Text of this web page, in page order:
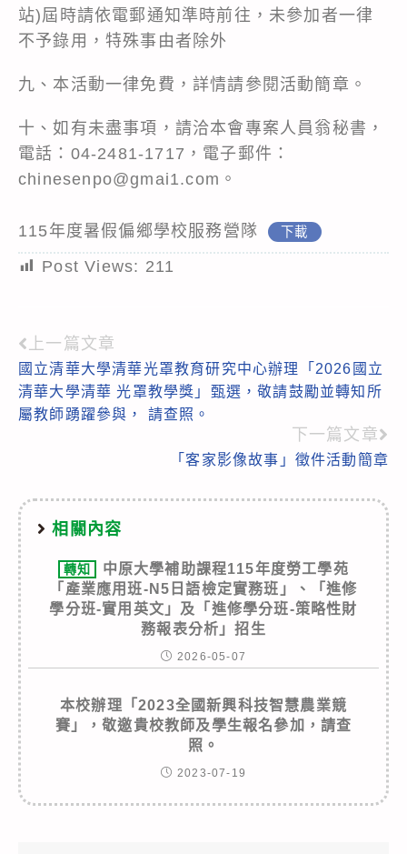
站)屆時請依電郵通知準時前往，未參加者一律
不予錄用，特殊事由者除外
九、本活動一律免費，詳情請參閱活動簡章。
十、如有未盡事項，請洽本會專案人員翁秘書，
電話：04-2481-1717，電子郵件：
chinesenpo@gmai1.com。
115年度暑假偏鄉學校服務營隊 下載
Post Views: 211
Read
more
articles
上一篇文章
國立清華大學清華光罩教育研究中心辦理「2026國立
清華大學清華 光罩教學獎」甄選，敬請鼓勵並轉知所
屬教師踴躍參與， 請查照。
下一篇文章
「客家影像故事」徵件活動簡章
相關內容
轉知
中原大學補助課程115年度勞工學苑
「產業應用班-N5日語檢定實務班」、「進修
學分班-實用英文」及「進修學分班-策略性財
務報表分析」招生
2026-05-07
本校辦理「2023全國新興科技智慧農業競
賽」，敬邀貴校教師及學生報名參加，請查
照。
2023-07-19